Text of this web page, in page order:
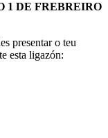
1 DE FREBREIRO
presentar o teu
esta ligazón: